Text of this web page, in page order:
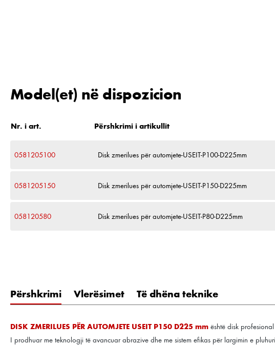
Model(et) në dispozicion
Nr. i art. Përshkrimi i artikullit
0581205100 Disk zmerilues për automjete-USEIT-P100-D225mm
0581205150 Disk zmerilues për automjete-USEIT-P150-D225mm
058120580 Disk zmerilues për automjete-USEIT-P80-D225mm
Përshkrimi Vlerësimet Të dhëna teknike
DISK ZMERILUES PËR AUTOMJETE USEIT P150 D225 mm është disk
I prodhuar me teknologji të avancuar abrazive dhe me sistem efikas për largimin e